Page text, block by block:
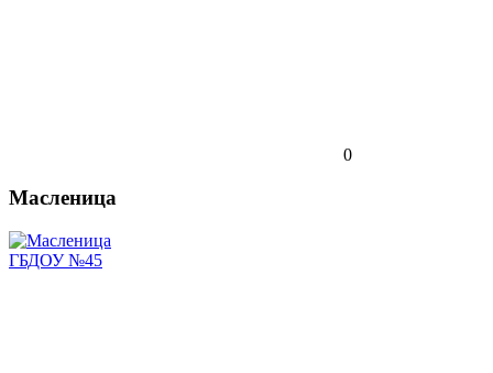
0
Масленица
ГБДОУ №45